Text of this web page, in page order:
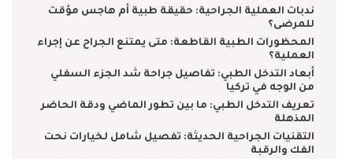
ندبات العملية الجراحية: حقيقة طبية أم هاجس مؤقت
للمرضى؟
المحظورات الطبية القاطعة: متى يمتنع الجراح عن إجراء
العملية؟
أبعاد التدخل الطبي: تفاصيل جراحة شد الجزء السفلي
من الوجه في تركيا
تعريف التدخل الطبي: ما بين تطور الماضي ودقة الحاضر
المذهلة
التقنيات الجراحية الحديثة: تفصيل شامل لخيارات نحت
الفك والرقبة